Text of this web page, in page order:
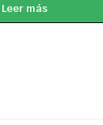
Leer más